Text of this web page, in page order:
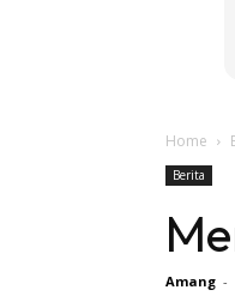
Home
Berita
Amang -